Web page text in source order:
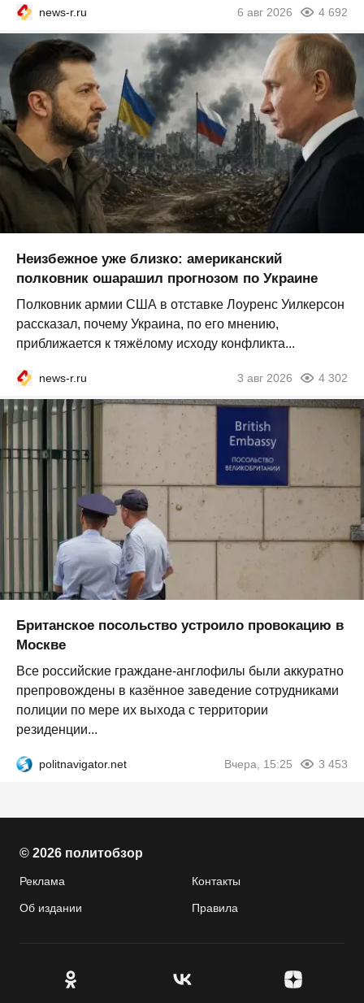
news-r.ru 6 авг 2026 4 692
Неизбежное уже близко: американский
полковник ошарашил прогнозом по Украине
Полковник армии США в отставке Лоуренс Уилкерсон
рассказал, почему Украина, по его мнению,
приближается к тяжёлому исходу конфликта...
news-r.ru 3 авг 2026 4 302
Британское посольство устроило провокацию в
Москве
Все российские граждане-англофилы были аккуратно
препровождены в казённое заведение сотрудниками
полиции по мере их выхода с территории
резиденции...
politnavigator.net Вчера, 15:25 3 453
© 2026 политобзор
Реклама Контакты
Об издании Правила